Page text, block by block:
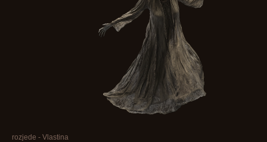
rozjede - Vlastina